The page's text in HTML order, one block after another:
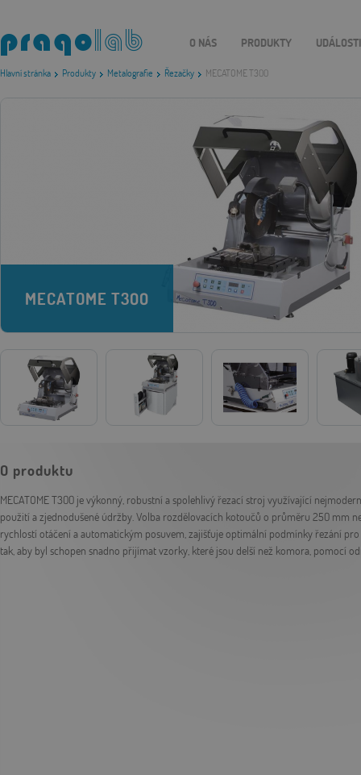
Hlavní stránka Produkty Metalografie Řezačky MECATOME T300
O NÁS PRODUKTY UDÁLOSTI
MECATOME T300
O produktu
MECATOME T300 je výkonný, robustní a spolehlivý řezací stroj využívající
použití a zjednodušené údržby. Volba rozdělovacích kotoučů o průměru 250 mm
rychlostí otáčení a automatickým posuvem, zajišťuje optimální podmínky řezání
tak, aby byl schopen snadno přijímat vzorky, které jsou delší než komora, pomocí